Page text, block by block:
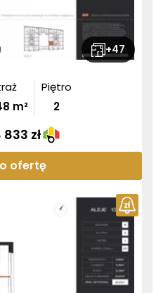
+47
m²
Piętro
2
zł
ofertę